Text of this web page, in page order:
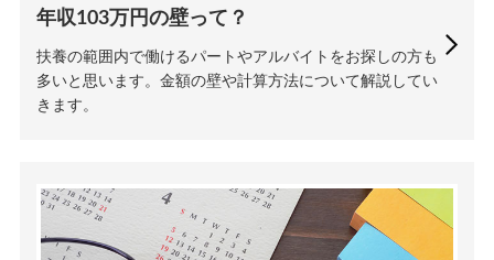
年収103万円の壁って？
扶養の範囲内で働けるパートやアルバイトをお探しの方も
多いと思います。金額の壁や計算方法について解説してい
きます。